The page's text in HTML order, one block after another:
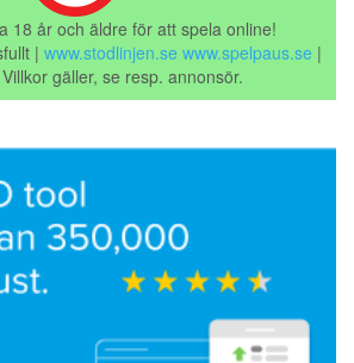
18 år och äldre för att spela online!
| www.stodlinjen.se www.spelpaus.se |
gäller, se resp. annonsör.